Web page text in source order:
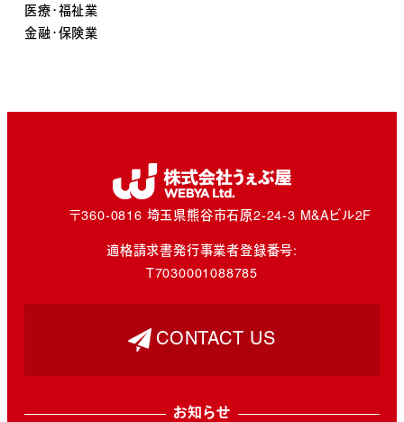
医療・福祉業
金融・保険業
〒360-0816 埼玉県熊谷市石原2-24-3 M&Aビル2F
適格請求書発行事業者登録番号:
T7030001088785
CONTACT US
お知らせ